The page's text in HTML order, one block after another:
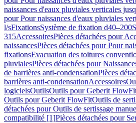
naissances d'eaux pluviales verticales
pour Pour naissances d'eaux pluviales
l/sFixationsSystème de fixation d40–200
315AccessoiresPièces détachées pour
naissancesPièces détachées pour Pour
fixationsEvacuation des toitures
pluvialesPièces détachées pour
de barrières anti-condensationPièces
barrières anti-condensationAccessoires
logicielsOutilsOutils pour Geberit
Outils pour Geberit FlowFitOutils de
détachées pour Outils de sertissage
compatibilité [1]Pièces détachées pour